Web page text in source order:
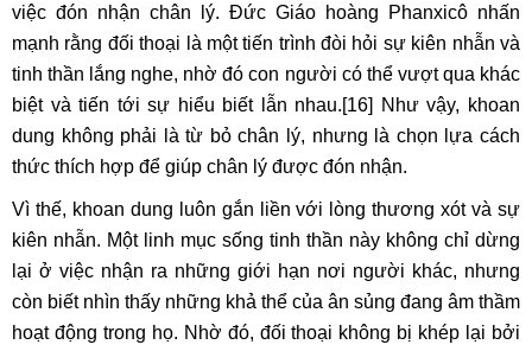
việc đón nhận chân lý. Đức Giáo hoàng Phanxicô nhấn
mạnh rằng đối thoại là một tiến trình đòi hỏi sự kiên nhẫn và
tinh thần lắng nghe, nhờ đó con người có thể vượt qua khác
biệt và tiến tới sự hiểu biết lẫn nhau.[16]
Như vậy, khoan
dung không phải là từ bỏ chân lý, nhưng là chọn lựa cách
thức thích hợp để giúp chân lý được đón nhận.
Vì thế, khoan dung luôn gắn liền với lòng thương xót và sự
kiên nhẫn. Một linh mục sống tinh thần này không chỉ dừng
lại ở việc nhận ra những giới hạn nơi người khác, nhưng
còn biết nhìn thấy những khả thể của ân sủng đang âm thầm
hoạt động trong họ. Nhờ đó, đối thoại không bị khép lại bởi